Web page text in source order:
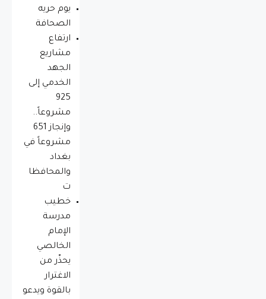
يوم حريه
الصحافة
ارتفاع
مشاريع
الجهد
الخدمي إلى
925
مشروعاً..
وإنجاز 651
مشروعاً في
بغداد
والمحافظا
ت
خطيب
مدرسة
الإمام
الخالصي
يحذّر من
الاغترار
بالقوة ويدعو